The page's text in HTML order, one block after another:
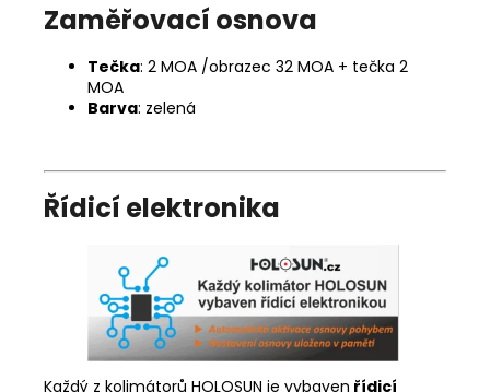
Zaměřovací osnova
Tečka: 2 MOA /obrazec 32 MOA + tečka 2
MOA
Barva: zelená
Řídicí elektronika
Každý z kolimátorů HOLOSUN je vybaven řídicí